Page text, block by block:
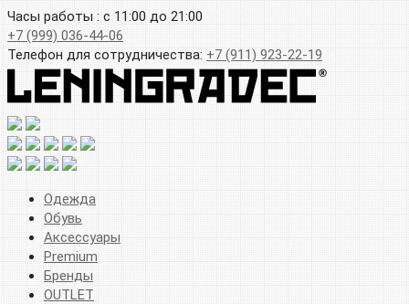
Часы работы : с 11:00 до 21:00
+7 (999) 036-44-06
Телефон для сотрудничества: +7 (911) 923-22-19
Одежда
Обувь
Аксессуары
Premium
Бренды
OUTLET